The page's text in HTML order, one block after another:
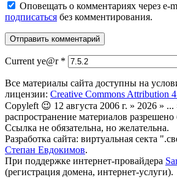
Оповещать о комментариях через
подписаться без комментирования.
Current ye@r *
Все материалы сайта доступны на
лицензии: Creative Commons Attribution
Copyleft 😉 12 августа 2006 г. » 2026 »
распространение материалов
Ссылка не обязательна, но желательна.
Разработка сайта: виртуальная секта
Степан Евдокимов.
При поддержке интернет-провайдера
(регистрация домена, интернет-услуги).